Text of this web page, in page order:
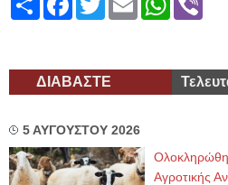
ΔΙΑΒΑΣΤΕ
5 ΑΥΓΟΥΣΤΟΥ 2026
Αγροτικής